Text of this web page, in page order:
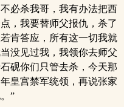
必杀我哥，我有办法把西
，我要替师父报仇，杀了
肯答应，所有这一切我就
没见过我，我领你去师父
砚你们只管去杀，今天那
皇宫禁军统领，再说张家
”